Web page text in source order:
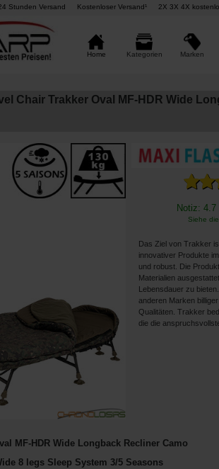
Stunden Versand Kostenloser Versand¹ 2X 3X 4X
Home Kategorien Marken
Chair Trakker Oval MF-HDR Wide
Notiz:
Siehe
Das Ziel von Trakker
innovativer Produkte
und robust. Die
Materialien
Lebensdauer zu
anderen Marken
Qualitäten. Trakker
die die
MF-HDR Wide Longback Recliner Camo
8 legs Sleep System 3/5 Seasons